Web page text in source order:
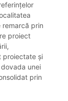
remarcă prin
proiect
proiectate și
unei
prin